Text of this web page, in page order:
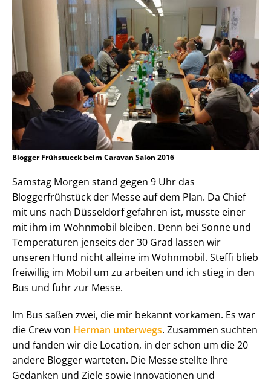
Blogger Frühstueck beim Caravan Salon 2016
Samstag Morgen stand gegen 9 Uhr das
Bloggerfrühstück der Messe auf dem Plan. Da Chief
mit uns nach Düsseldorf gefahren ist, musste einer
mit ihm im Wohnmobil bleiben. Denn bei Sonne und
Temperaturen jenseits der 30 Grad lassen wir
unseren Hund nicht alleine im Wohnmobil. Steffi blieb
freiwillig im Mobil um zu arbeiten und ich stieg in den
Bus und fuhr zur Messe.
Im Bus saßen zwei, die mir bekannt vorkamen. Es war
die Crew von Herman unterwegs. Zusammen suchten
und fanden wir die Location, in der schon um die 20
andere Blogger warteten. Die Messe stellte Ihre
Gedanken und Ziele sowie Innovationen und